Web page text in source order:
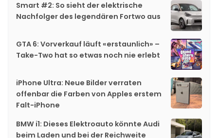
Smart #2: So sieht der elektrische
Nachfolger des legendären Fortwo aus
GTA 6: Vorverkauf läuft «erstaunlich» –
Take-Two hat so etwas noch nie erlebt
iPhone Ultra: Neue Bilder verraten
offenbar die Farben von Apples erstem
Falt-iPhone
BMW i1: Dieses Elektroauto könnte Audi
beim Laden und bei der Reichweite